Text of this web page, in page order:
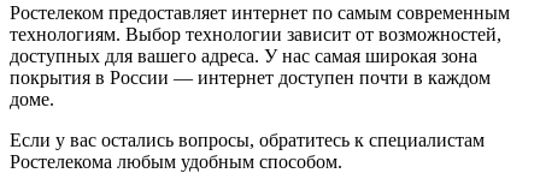
Ростелеком предоставляет интернет по самым современным
технологиям. Выбор технологии зависит от возможностей,
доступных для вашего адреса. У нас самая широкая зона
покрытия в России — интернет доступен почти в каждом
доме.
Если у вас остались вопросы, обратитесь к специалистам
Ростелекома любым удобным способом.